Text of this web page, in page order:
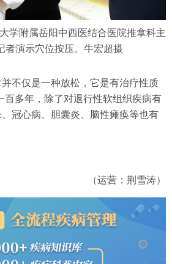
学附属岳阳中西医结合医院推拿科主
者演示穴位按压。牛宏超摄
不仅是一种放松，它是有治疗性质
百多年，除了对退行性软组织疾病有
冠心病、胆囊炎、脑性瘫痪等也有
（运营：荆雪涛）